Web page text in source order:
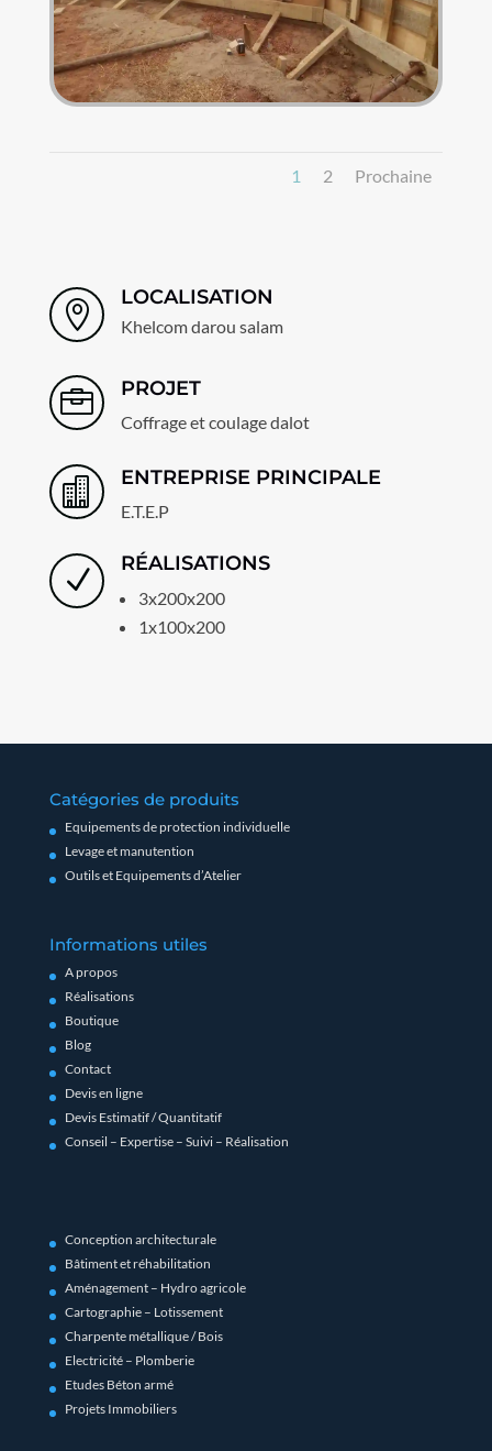
1 2 Prochaine

LOCALISATION
Khelcom darou salam
 PROJET
Coffrage et coulage dalot
 ENTREPRISE PRINCIPALE
E.T.E.P
N
RÉALISATIONS
3x200x200
1x100x200
Catégories de produits
Equipements de protection individuelle
Levage et manutention
Outils et Equipements d’Atelier
Informations utiles
A propos
Réalisations
Boutique
Blog
Contact
Devis en ligne
Devis Estimatif / Quantitatif
Conseil – Expertise – Suivi – Réalisation
Conception architecturale
Bâtiment et réhabilitation
Aménagement – Hydro agricole
Cartographie – Lotissement
Charpente métallique / Bois
Electricité – Plomberie
Etudes Béton armé
Projets Immobiliers